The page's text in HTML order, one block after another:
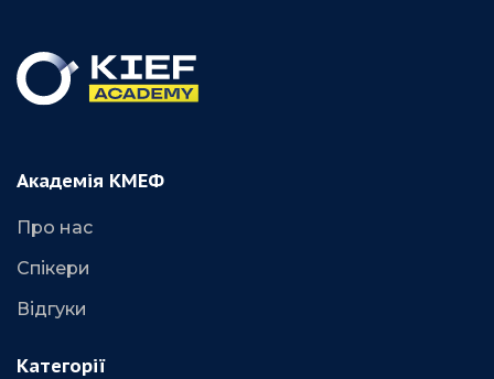
Академія КМЕФ
Про нас
Спікери
Відгуки
Категорії